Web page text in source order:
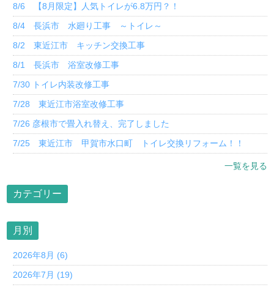
8/6 【8月限定】人気トイレが6.8万円？！
8/4 長浜市 水廻り工事 ～トイレ～
8/2 東近江市 キッチン交換工事
8/1 長浜市 浴室改修工事
7/30 トイレ内装改修工事
7/28 東近江市浴室改修工事
7/26 彦根市で畳入れ替え、完了しました
7/25 東近江市 甲賀市水口町 トイレ交換リフォーム！！
一覧を見る
カテゴリー
月別
2026年8月 (6)
2026年7月 (19)